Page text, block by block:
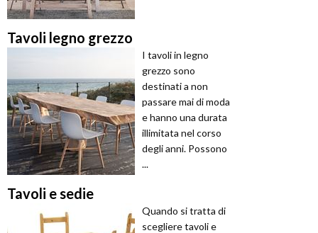
Tavoli legno grezzo
I tavoli in legno
grezzo sono
destinati a non
passare mai di moda
e hanno una durata
illimitata nel corso
degli anni. Possono
...
Tavoli e sedie
Quando si tratta di
scegliere tavoli e